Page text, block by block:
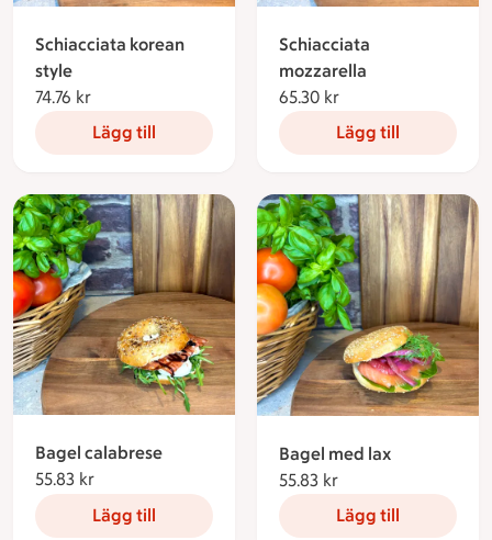
Schiacciata korean
style
74.76 kr
Lägg till
Schiacciata
mozzarella
65.30 kr
Lägg till
Bagel calabrese
55.83 kr
Lägg till
Bagel med lax
55.83 kr
Lägg till